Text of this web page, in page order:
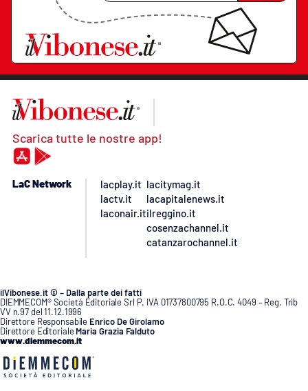
Scarica tutte le nostre app!
LaC Network
lacplay.it
lactv.it
laconair.it
lacitymag.it
lacapitalenews.it
ilreggino.it
cosenzachannel.it
catanzarochannel.it
ilVibonese.it © – Dalla parte dei fatti
DIEMMECOM® Società Editoriale Srl P. IVA 01737800795 R.O.C. 4049 – Reg. Trib
VV n.97 del 11.12.1996
Direttore Responsabile Enrico De Girolamo
Direttore Editoriale Maria Grazia Falduto
www.diemmecom.it